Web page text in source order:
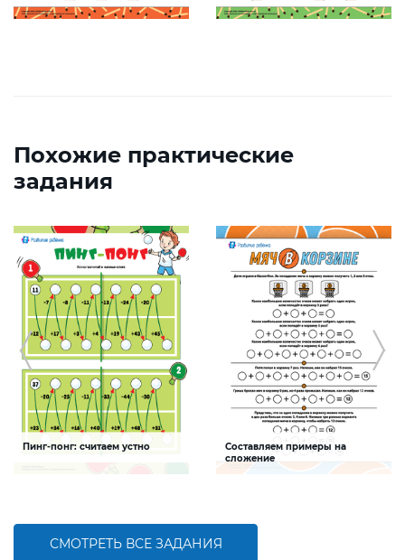
Похожие практические
задания
Пинг-понг: считаем устно
Составляем примеры на
сложение
вычитания
СМОТРЕТЬ ВСЕ ЗАДАНИЯ